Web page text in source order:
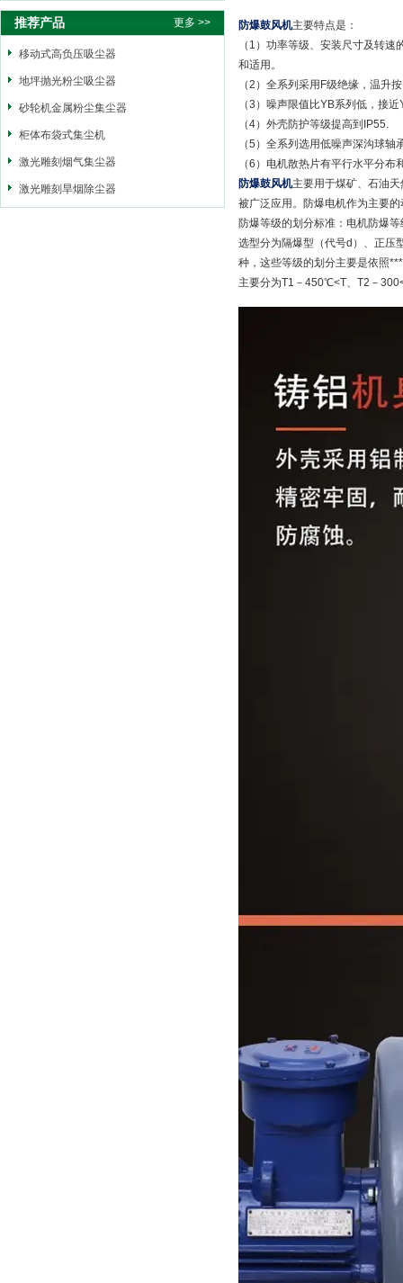
推荐产品 更多 >>
移动式高负压吸尘器
地坪抛光粉尘吸尘器
砂轮机金属粉尘集尘器
柜体布袋式集尘机
激光雕刻烟气集尘器
激光雕刻旱烟除尘器
防爆鼓风机主要特点是：
（1）功率等级、安装尺寸及转
和适用。
（2）全系列采用F级绝缘，温升
（3）噪声限值比YB系列低，接
（4）外壳防护等级提高到IP55.
（5）全系列选用低噪声深沟球
（6）电机散热片有平行水平分
防爆鼓风机主要用于煤矿、石油
被广泛应用。防爆电机作为主要
防爆等级的划分标准：电机防爆
选型分为隔爆型（代号d）、正压
种，这些等级的划分主要是依照
主要分为T1－450℃<T、T2－